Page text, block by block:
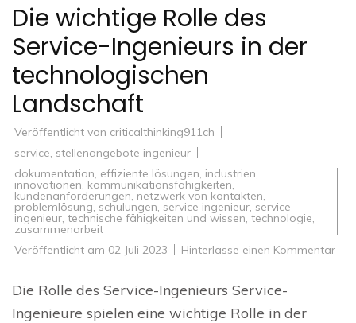
Die wichtige Rolle des
Service-Ingenieurs in der
technologischen
Landschaft
Veröffentlicht von criticalthinking911ch
service, stellenangebote ingenieur
dokumentation, effiziente lösungen, industrien,
innovationen, kommunikationsfähigkeiten,
kundenanforderungen, netzwerk von kontakten,
problemlösung, schulungen, service ingenieur, service-
ingenieur, technische fähigkeiten und wissen, technologie,
zusammenarbeit
Veröffentlicht am 02 Juli 2023 Hinterlasse einen Kommentarzu
Die Rolle des Service-Ingenieurs Service-
Ingenieure spielen eine wichtige Rolle in der